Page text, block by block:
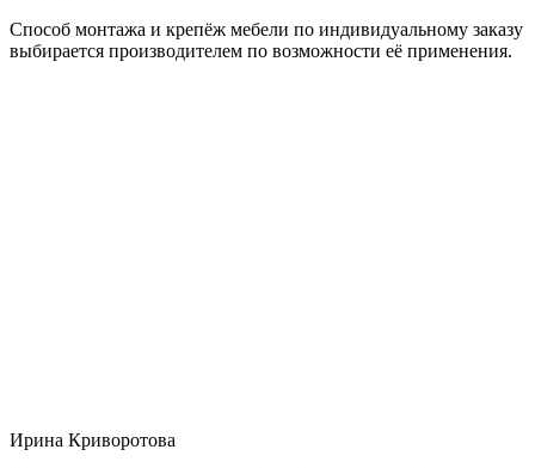
Способ монтажа и крепёж мебели по индивидуальному заказу
выбирается производителем по возможности её применения.
Ирина Криворотова